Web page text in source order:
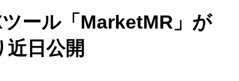
ール「MarketMR」が
日公開